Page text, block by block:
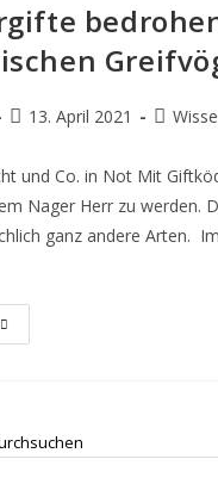
13. April 2021
und Co. in Not Mit
Nager Herr zu werden.
ganz andere Arten.